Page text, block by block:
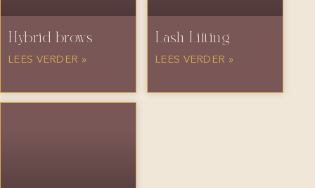
Hybrid brows
LEES VERDER »
Lash Lifting
LEES VERDER »